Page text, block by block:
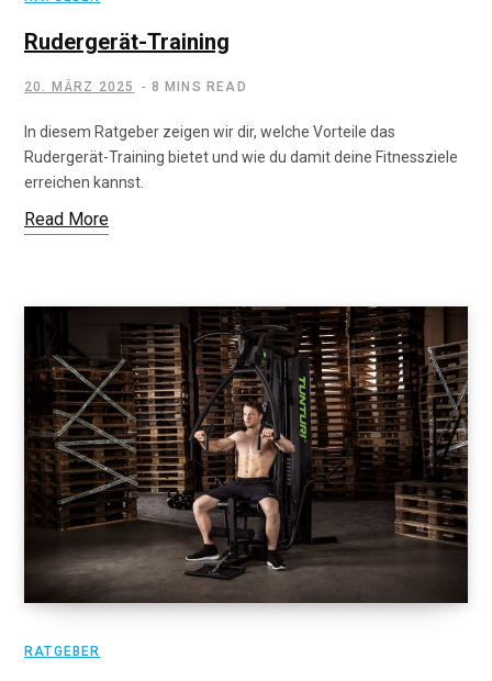
Rudergerät-Training
20. MÄRZ 2025 8 MINS READ
In diesem Ratgeber zeigen wir dir, welche Vorteile das
Rudergerät-Training bietet und wie du damit deine Fitnessziele
erreichen kannst.
Read More
RATGEBER